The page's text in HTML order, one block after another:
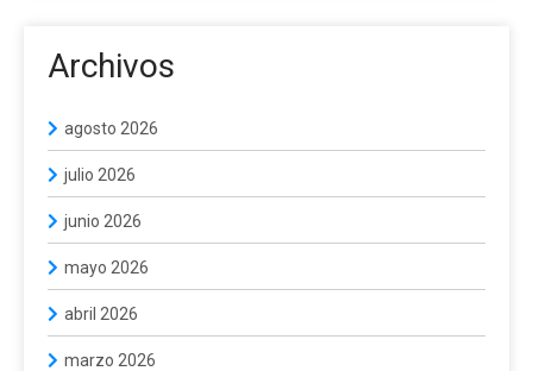
Archivos
agosto 2026
julio 2026
junio 2026
mayo 2026
abril 2026
marzo 2026